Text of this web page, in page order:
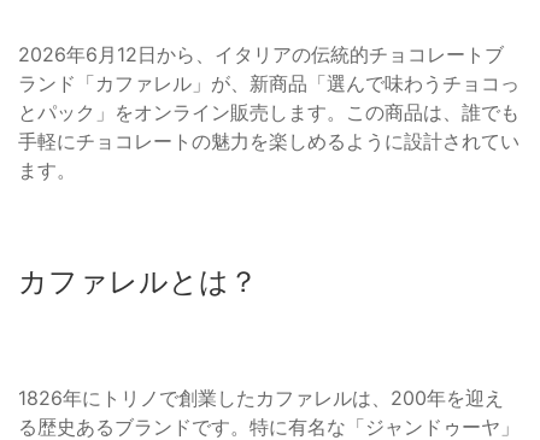
2026年6月12日から、イタリアの伝統的チョコレートブ
ランド「カファレル」が、新商品「選んで味わうチョコっ
とパック」をオンライン販売します。この商品は、誰でも
手軽にチョコレートの魅力を楽しめるように設計されてい
ます。
カファレルとは？
1826年にトリノで創業したカファレルは、200年を迎え
る歴史あるブランドです。特に有名な「ジャンドゥーヤ」